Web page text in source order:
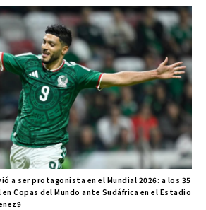
a ser protagonista en el Mundial 2026: a los 35
Copas del Mundo ante Sudáfrica en el Estadio